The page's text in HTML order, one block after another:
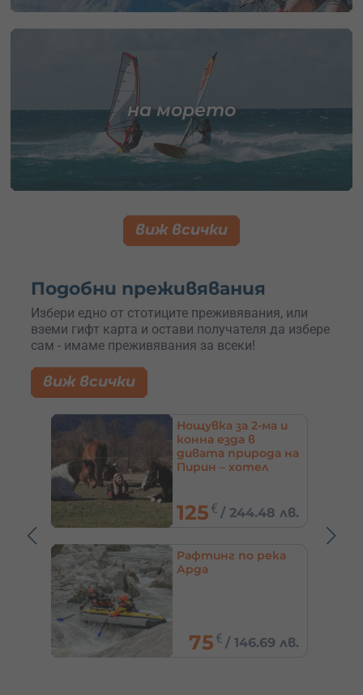
на морето
виж всички
Подобни преживявания
Избери едно от стотиците преживявания, или
вземи гифт карта и остави получателя да избере
сам - имаме преживявания за всеки!
виж всички
Нощувка за 2-ма и
конна езда в
дивата природа на
Пирин – хотел
125 € /244.48 лв.
Рафтинг по река
Арда
75 € /146.69 лв.